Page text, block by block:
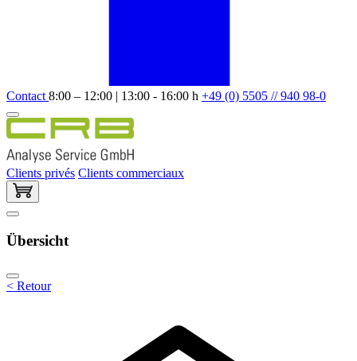
Contact 8:00 – 12:00 | 13:00 - 16:00 h +49 (0) 5505 // 940 98-0
Clients privés Clients commerciaux
Übersicht
< Retour